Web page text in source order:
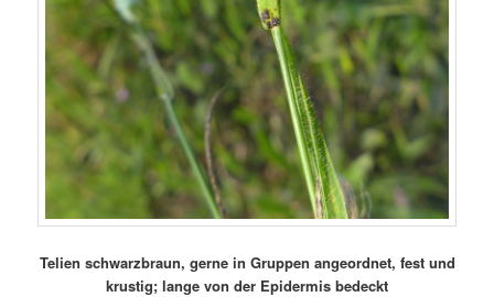
Telien schwarzbraun, gerne in Gruppen angeordnet, fest und
krustig; lange von der Epidermis bedeckt